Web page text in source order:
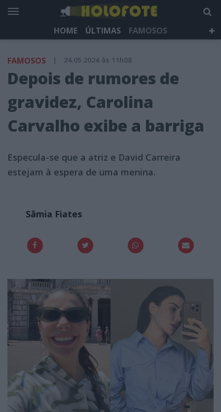
HOME ÚLTIMAS
FAMOSOS
HOLOFOTE TV
NEWSLETTER
FAMOSOS | 24.05.2024 às 11h08
Depois de rumores de
gravidez, Carolina
Carvalho exibe a barriga
Especula-se que a atriz e David Carreira
estejam à espera de uma menina.
Sâmia Fiates